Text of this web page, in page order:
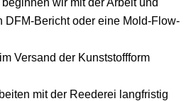
wir mit der Arbeit und
DFM-Bericht oder eine Mold-Flow-
Versand der Kunststoffform
mit der Reederei langfristig